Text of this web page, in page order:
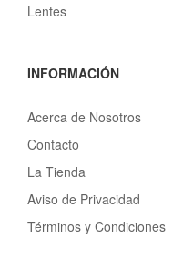
Lentes
INFORMACIÓN
Acerca de Nosotros
Contacto
La Tienda
Aviso de Privacidad
Términos y Condiciones